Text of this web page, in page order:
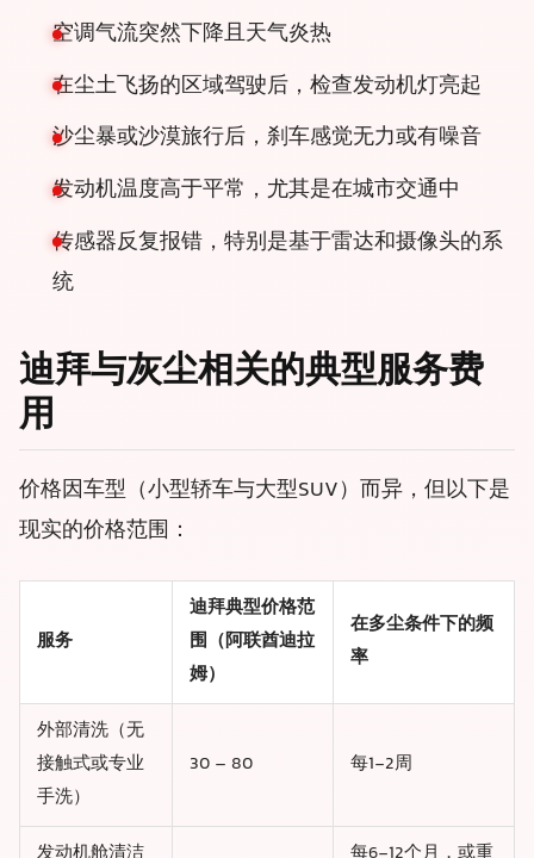
空调气流突然下降且天气炎热
在尘土飞扬的区域驾驶后，检查发动机灯亮起
沙尘暴或沙漠旅行后，刹车感觉无力或有噪音
发动机温度高于平常，尤其是在城市交通中
传感器反复报错，特别是基于雷达和摄像头的系
统
迪拜与灰尘相关的典型服务费
用
价格因车型（小型轿车与大型SUV）而异，但以下是
现实的价格范围：
服务
迪拜典型价格范
围（阿联酋迪拉
姆）
在多尘条件下的频
率
外部清洗（无
接触式或专业
手洗）
30 – 80 每1-2周